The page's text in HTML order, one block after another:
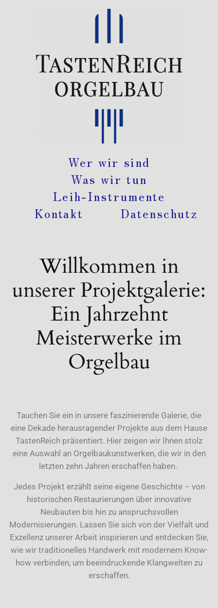
Wer wir sind
Was wir tun
Leih-Instrumente
Kontakt
Datenschutz
Willkommen in
unserer Projektgalerie:
Ein Jahrzehnt
Meisterwerke im
Orgelbau
Tauchen Sie ein in unsere faszinierende Galerie, die
eine Dekade herausragender Projekte aus dem Hause
TastenReich präsentiert. Hier zeigen wir Ihnen stolz
eine Auswahl an Orgelbaukunstwerken, die wir in den
letzten zehn Jahren erschaffen haben.
Jedes Projekt erzählt seine eigene Geschichte – von
historischen Restaurierungen über innovative
Neubauten bis hin zu anspruchsvollen
Modernisierungen. Lassen Sie sich von der Vielfalt und
Exzellenz unserer Arbeit inspirieren und entdecken Sie,
wie wir traditionelles Handwerk mit modernem Know-
how verbinden, um beeindruckende Klangwelten zu
erschaffen.